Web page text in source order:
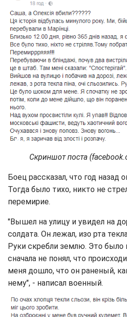
Скриншот поста
Боец рассказал, что год назад
Тогда было тихо, никто не
перемирие.
"Вышел на улицу и увидел на
солдата. Он лежал, изо рта
Руки скребли землю. Это
сначала не понял, что
меня дошло, что он раненый,
нему", - написал военный.